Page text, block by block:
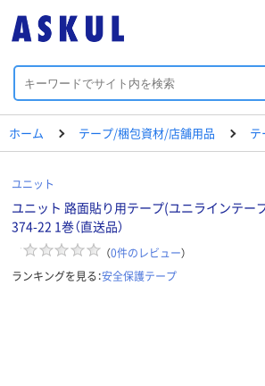
ホーム テープ/梱包資材/店舗用品 テ
ユニット
ユニット 路面貼り用テープ(ユニラインテ
374-22 1巻（直送品）
（0件のレビュー）
ランキングを見る：安全保護テープ